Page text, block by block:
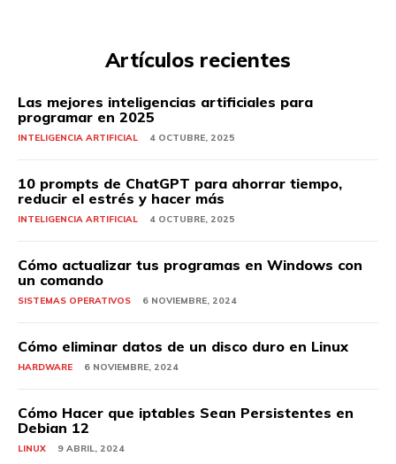
Artículos recientes
Las mejores inteligencias artificiales para
programar en 2025
INTELIGENCIA ARTIFICIAL 4 OCTUBRE, 2025
10 prompts de ChatGPT para ahorrar tiempo,
reducir el estrés y hacer más
INTELIGENCIA ARTIFICIAL 4 OCTUBRE, 2025
Cómo actualizar tus programas en Windows con
un comando
SISTEMAS OPERATIVOS 6 NOVIEMBRE, 2024
Cómo eliminar datos de un disco duro en Linux
HARDWARE 6 NOVIEMBRE, 2024
Cómo Hacer que iptables Sean Persistentes en
Debian 12
LINUX 9 ABRIL, 2024